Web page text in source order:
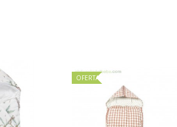
OFERTA